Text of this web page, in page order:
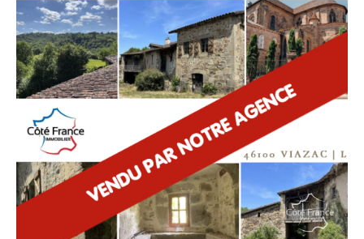
Type
de
bien
type de bien
Ville
Budget
Budget
Surface